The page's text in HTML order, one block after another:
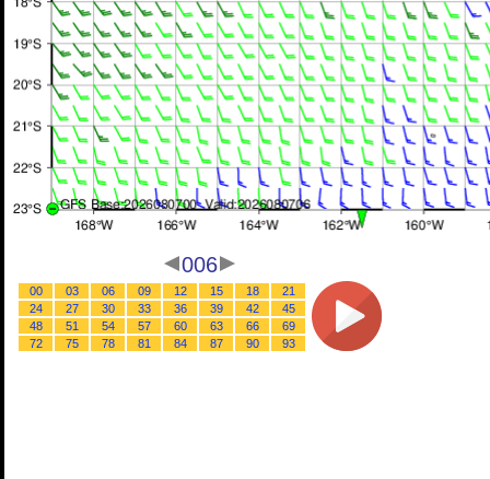
006
00 03 06 09 12 15 18
21
24
27 30 33 36 39 42
45
48
51 54 57 60 63 66
69
72
75 78 81 84 87 90 93